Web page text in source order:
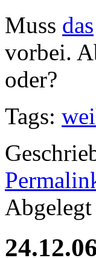
Muss das
vorbei.
oder?
Tags: